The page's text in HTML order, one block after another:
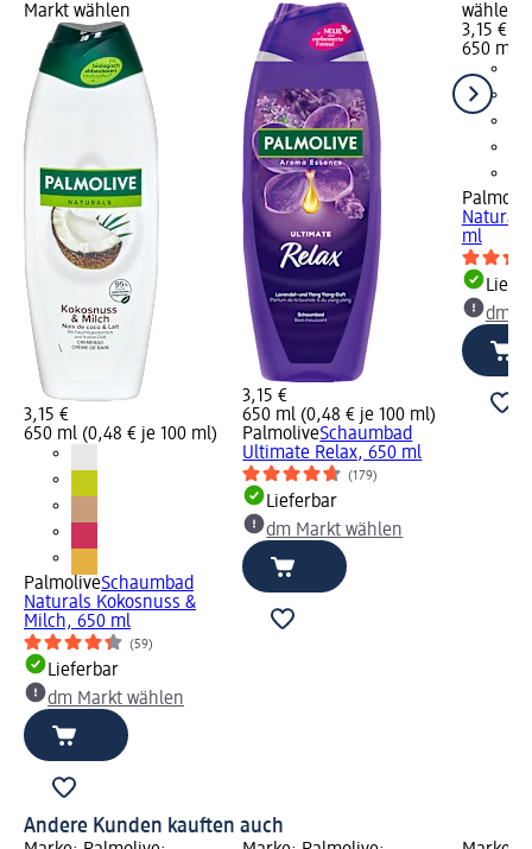
Markt wählen
3,15 €
650 ml (0,48 € je 100 ml)
PalmoliveSchaumbad
Naturals Kokosnuss &
Milch, 650 ml
(59)
Lieferbar
dm Markt wählen
3,15 €
650 ml (0,48 € je 100 ml)
PalmoliveSchaumbad
Ultimate Relax, 650 ml
(179)
Lieferbar
dm Markt wählen
wählen
3,15 €
650 ml
ml
dm
Andere Kunden kauften auch